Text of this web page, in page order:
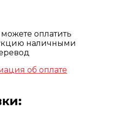
оплатить
наличными
об оплате